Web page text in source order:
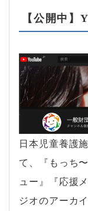
【公開中】
日本児童養護
て、『もっち
ュー』『応援
ジオのアーカ